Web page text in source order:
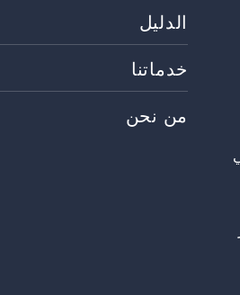
الدليل
خدماتنا
من نحن